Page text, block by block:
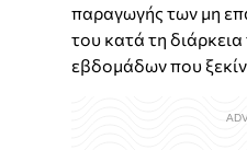
παραγωγής των μη
του κατά τη διάρκεια
εβδομάδων που